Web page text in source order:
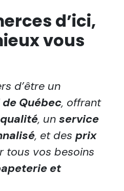
d’ici,
vous
d’être un
Québec, offrant
, un service
, et des prix
tous vos besoins
et